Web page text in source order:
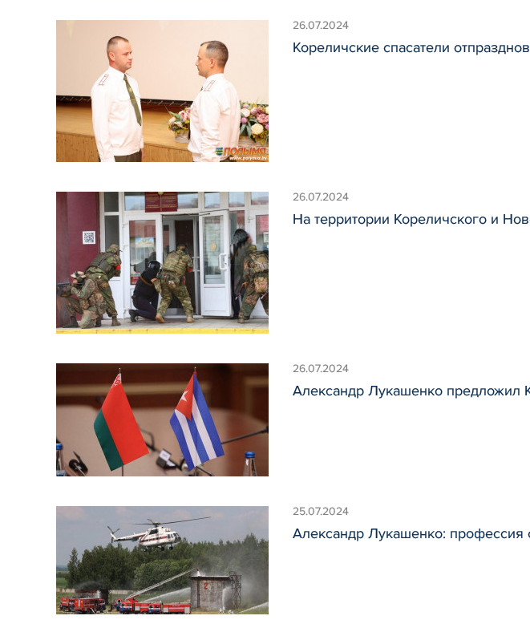
26.07.2024
Кореличские спасатели
26.07.2024
На территории Кореличского и
26.07.2024
Александр Лукашенко предложил
25.07.2024
Александр Лукашенко: профессия